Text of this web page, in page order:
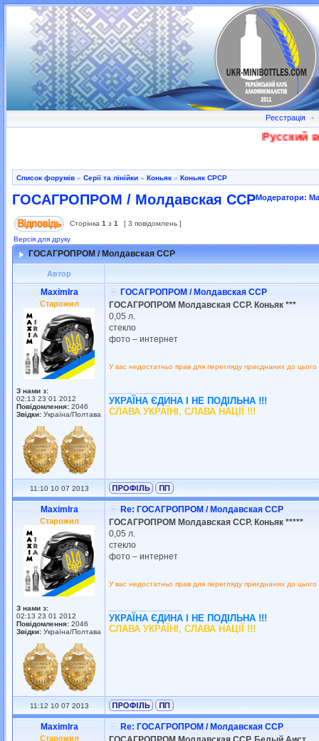
Реєстрація •
Русский
Список форумів » Серії та лінійки » Коньяк » Коньяк СРСР
ГОСАГРОПРОМ / Молдавская ССРМодератори:
Сторінка 1 з 1
[ 3 повідомлень ]
Версія для друку
ГОСАГРОПРОМ / Молдавская ССР
Автор
MaximIra
Старожил
З нами з:
02:13 23 01 2012
Повідомлення: 2046
Звідки: Україна/Полтава
ГОСАГРОПРОМ / Молдавская ССР
ГОСАГРОПРОМ Молдавская ССР. Коньяк ***
0,05 л.
стекло
фото – интернет
У вас недостатньо прав для перегляду приєднаних до цього
УКРАЇНА ЄДИНА І НЕ ПОДІЛЬНА !!!
СЛАВА УКРАЇНІ, СЛАВА НАЦІЇ !!!
11:10 10 07 2013
MaximIra
Старожил
З нами з:
02:13 23 01 2012
Повідомлення: 2046
Звідки: Україна/Полтава
Re: ГОСАГРОПРОМ / Молдавская ССР
ГОСАГРОПРОМ Молдавская ССР. Коньяк *****
0,05 л.
стекло
фото – интернет
У вас недостатньо прав для перегляду приєднаних до цього
УКРАЇНА ЄДИНА І НЕ ПОДІЛЬНА !!!
СЛАВА УКРАЇНІ, СЛАВА НАЦІЇ !!!
11:12 10 07 2013
MaximIra
Старожил
Re: ГОСАГРОПРОМ / Молдавская ССР